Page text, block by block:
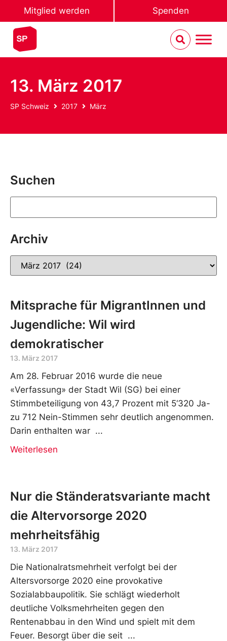
Mitglied werden Spenden
13. März 2017
SP Schweiz 2017 März
Suchen
Archiv
Mitsprache für MigrantInnen und
Jugendliche: Wil wird
demokratischer
13. März 2017
Am 28. Februar 2016 wurde die neue
«Verfassung» der Stadt Wil (SG) bei einer
Stimmbeteiligung von 43,7 Prozent mit 5‘320 Ja-
zu 712 Nein-Stimmen sehr deutlich angenommen.
Darin enthalten war
Weiterlesen
Nur die Ständeratsvariante macht
die Altervorsorge 2020
mehrheitsfähig
13. März 2017
Die Nationalratsmehrheit verfolgt bei der
Altersvorsorge 2020 eine provokative
Sozialabbaupolitik. Sie schlägt wiederholt
deutliche Volksmehrheiten gegen den
Rentenabbau in den Wind und spielt mit dem
Feuer. Besorgt über die seit